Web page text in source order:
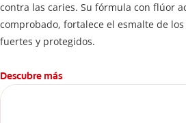
contra las caries. Su fórmula con flúor
comprobado, fortalece el esmalte de
fuertes y protegidos.
Descubre más